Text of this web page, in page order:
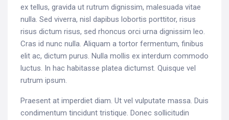
ex tellus, gravida ut rutrum dignissim, malesuada vitae
nulla. Sed viverra, nisl dapibus lobortis porttitor, risus
risus dictum risus, sed rhoncus orci urna dignissim leo.
Cras id nunc nulla. Aliquam a tortor fermentum, finibus
elit ac, dictum purus. Nulla mollis ex interdum commodo
luctus. In hac habitasse platea dictumst. Quisque vel
rutrum ipsum.
Praesent at imperdiet diam. Ut vel vulputate massa. Duis
condimentum tincidunt tristique. Donec sollicitudin